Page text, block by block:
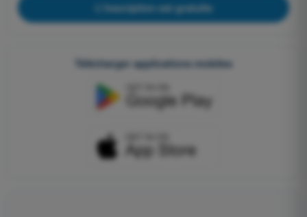
L'inscription est gratuite
Télécharger applications mobiles